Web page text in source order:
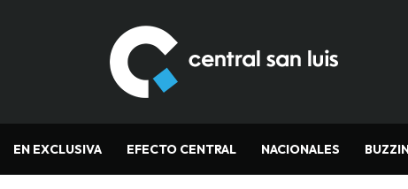
EN EXCLUSIVA EFECTO CENTRAL NACIONALES